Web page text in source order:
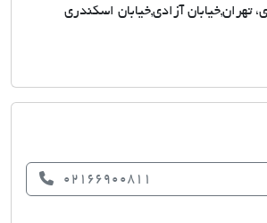
تهران,خیابان آزادی,خیابان اسکندری
02166900811